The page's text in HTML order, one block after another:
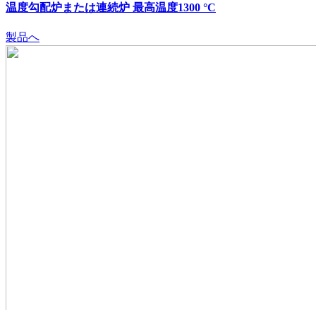
温度勾配炉または連続炉 最高温度1300 °C
製品へ